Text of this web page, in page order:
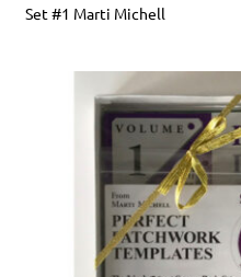
Winkelpagina
Workshops
Gratis Patronen
Set #1 Marti Michell